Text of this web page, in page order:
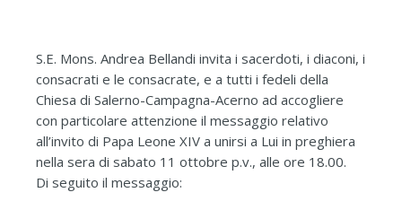
S.E. Mons. Andrea Bellandi invita i sacerdoti, i diaconi, i
consacrati e le consacrate, e a tutti i fedeli della
Chiesa di Salerno-Campagna-Acerno ad accogliere
con particolare attenzione il messaggio relativo
all’invito di Papa Leone XIV a unirsi a Lui in preghiera
nella sera di sabato 11 ottobre p.v., alle ore 18.00.
Di seguito il messaggio: